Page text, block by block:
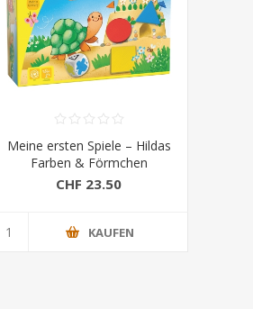
Meine ersten Spiele – Hildas
Farben & Förmchen
CHF 23.50
KAUFEN